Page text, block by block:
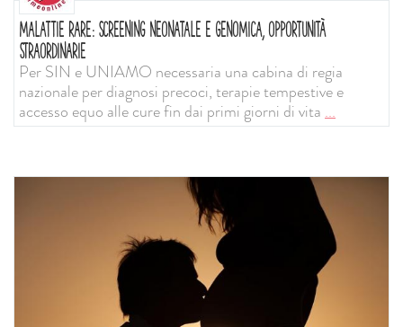
MALATTIE RARE: SCREENING NEONATALE E GENOMICA, OPPORTUNITÀ
STRAORDINARIE
Per SIN e UNIAMO necessaria una cabina di regia
nazionale per diagnosi precoci, terapie tempestive e
accesso equo alle cure fin dai primi giorni di vita ...